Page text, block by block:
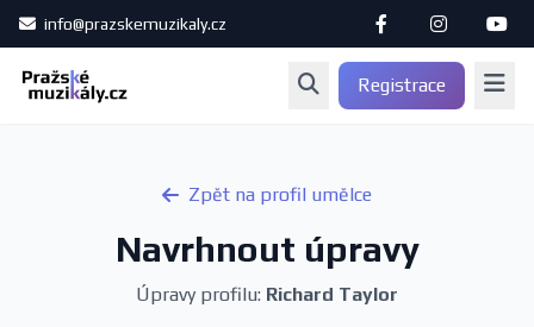
info@prazskemuzikaly.cz
Registrace
Zpět na profil umělce
Navrhnout úpravy
Úpravy profilu: Richard Taylor